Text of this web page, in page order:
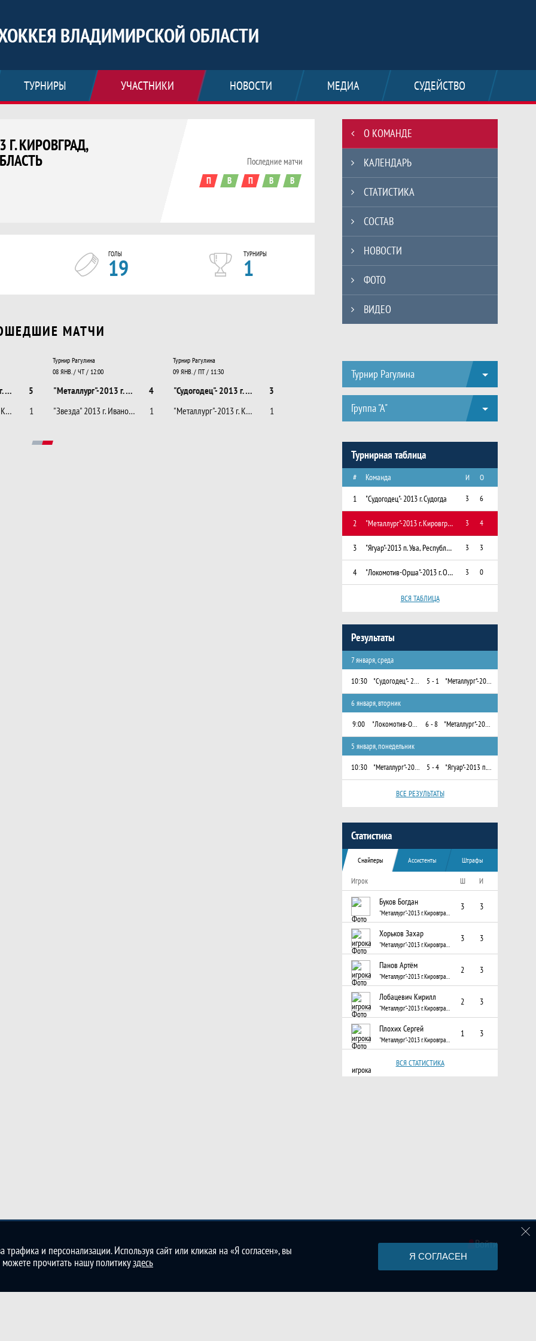
ВЛАДИМИРСКОЙ ОБЛАСТИ
ТУРНИРЫ УЧАСТНИКИ НОВОСТИ МЕДИА СУДЕЙСТВО
Г. КИРОВГРАД,
Последние матчи
П
В П В В
Свердловская область, Федерация Хоккея Владимирской области.
ГОЛЫ
19 ТУРНИРЫ
1
МАТЧИ
"Судогодец"- 2013 г. Судогда
5
"Металлург"-2013 г. Кировград, Свердловская область
1
Турнир Рагулина
08 ЯНВ. / ЧТ / 12:00
"Металлург"-2013 г. Кировград, Свердловская область
4
"Звезда" 2013 г. Иваново
1
Турнир Рагулина
09 ЯНВ. / ПТ / 11:30
"Судогодец"- 2013 г. Судогда
3
"Металлург"-2013 г. Кировград, Свердловская область
1
О КОМАНДЕ
КАЛЕНДАРЬ
СТАТИСТИКА
СОСТАВ
НОВОСТИ
ФОТО
ВИДЕО
Таблицы турнира
Турнир Рагулина
Группа "А"
Турнирная таблица
# Команда И О
1 "Судогодец"- 2013 г. Судогда 3 6
2 "Металлург"-2013 г. Кировград, Свердловская область 3 4
3 "Ягуар"-2013 п. Ува, Республика Удмуртия 3 3
4 "Локомотив-Орша"-2013 г. Орша, Беларусь 3 0
ВСЯ ТАБЛИЦА
Результаты
7 января, среда
10:30 "Судогодец"- 2013 г. Судогда 5 - 1 "Металлург"-2013 г. Кировград, Свердловская область
6 января, вторник
9:00 "Локомотив-Орша"-2013 г. Орша, Беларусь 6 - 8 "Металлург"-2013 г. Кировград, Свердловская область
5 января, понедельник
10:30 "Металлург"-2013 г. Кировград, Свердловская область 5 - 4 "Ягуар"-2013 п. Ува, Республика Удмуртия
ВСЕ РЕЗУЛЬТАТЫ
Статистика
Снайперы Ассистенты Штрафы
Игрок Ш И
Буков Богдан 3 3
"Металлург"-2013 г. Кировград, Свердловская область
Хорьков Захар 3 3
"Металлург"-2013 г. Кировград, Свердловская область
Панов Артём 2 3
"Металлург"-2013 г. Кировград, Свердловская область
Лобацевич Кирилл 2 3
"Металлург"-2013 г. Кировград, Свердловская область
Плохих Сергей 1 3
"Металлург"-2013 г. Кировград, Свердловская область
ВСЯ СТАТИСТИКА
Войти
и персонализации. Используя сайт или кликая на «Я согласен», вы
прочитать нашу политикуздесь Я СОГЛАСЕН